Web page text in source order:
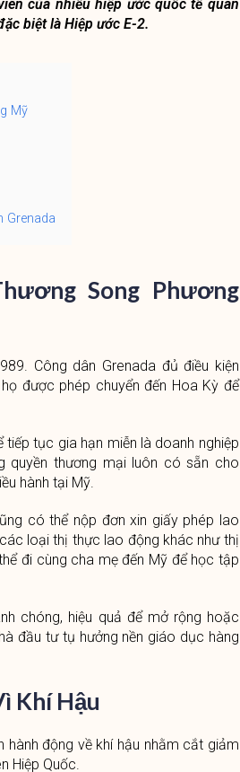
của nhiều hiệp ước quốc tế quan
biệt là Hiệp ước E-2.
Mỹ
Grenada
Song Phương
Công dân Grenada đủ điều kiện
được phép chuyển đến Hoa Kỳ để
tục gia hạn miễn là doanh nghiệp
quyền thương mại luôn có sẵn cho
hành tại Mỹ.
có thể nộp đơn xin giấy phép lao
loại thị thực lao động khác như thị
đi cùng cha mẹ đến Mỹ để học tập
chóng, hiệu quả để mở rộng hoặc
đầu tư tụ hưởng nền giáo dục hàng
Khí Hậu
hành động về khí hậu nhằm cắt giảm
Hiệp Quốc.